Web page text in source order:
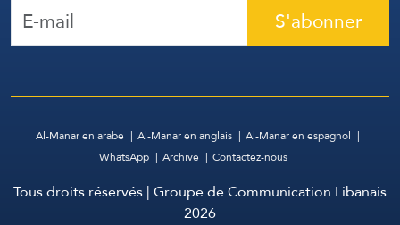
S'abonner
Al-Manar en arabe Al-Manar en anglais
Al-Manar en espagnol
WhatsApp
Archive Contactez-nous
Tous droits réservés | Groupe de Communication Libanais
2026